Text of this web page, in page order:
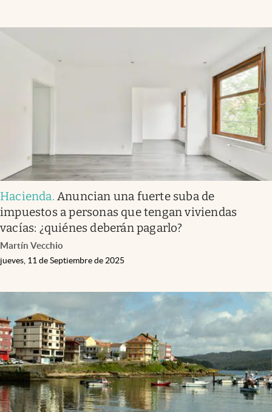
Hacienda. Anuncian una fuerte suba de
impuestos a personas que tengan viviendas
vacías: ¿quiénes deberán pagarlo?
Martín Vecchio
jueves, 11 de Septiembre de 2025